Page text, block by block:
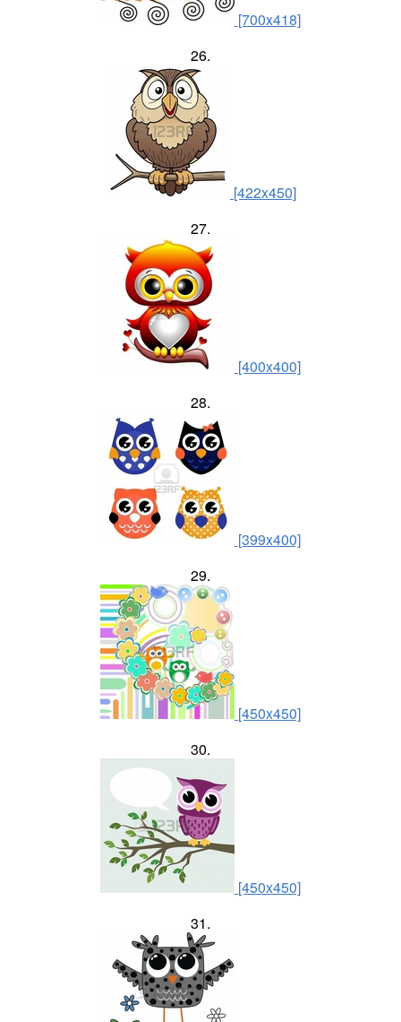
[700x418]
26.
[422x450]
27.
[400x400]
28.
[399x400]
29.
[450x450]
30.
[450x450]
31.